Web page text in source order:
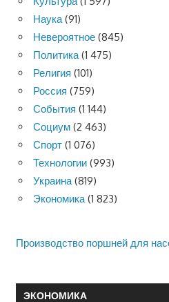
Наука(91)
Невероятное (845)
Политика(1 475)
Религия (101)
Россия (759)
События (1 144)
Социум (2 463)
Спорт (1 076)
Технологии (993)
Украина(819)
Экономика(1 823)
Производство поршней для
ЭКОНОМИКА